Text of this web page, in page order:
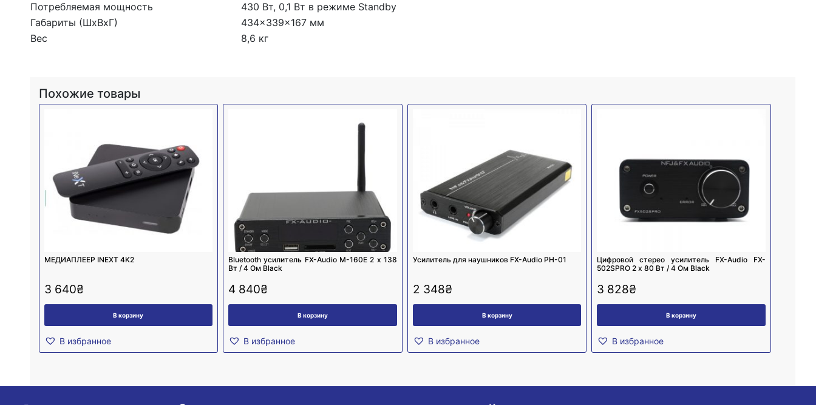
Потребляемая мощность
430 Вт, 0,1 Вт в режиме Standby
Габариты (ШхВхГ)
434x339x167 мм
Вес
8,6 кг
Похожие товары
МЕДИАПЛЕЕР INEXT 4K2
3 640₴
В корзину
В избранное
Bluetooth усилитель FX-Audio M-160E 2 х 138
Вт / 4 Ом Black
4 840₴
В корзину
В избранное
Усилитель для наушников FX-Audio PH-01
2 348₴
В корзину
В избранное
Цифровой стерео усилитель FX-Audio FX-
502SPRO 2 х 80 Вт / 4 Ом Black
3 828₴
В корзину
В избранное